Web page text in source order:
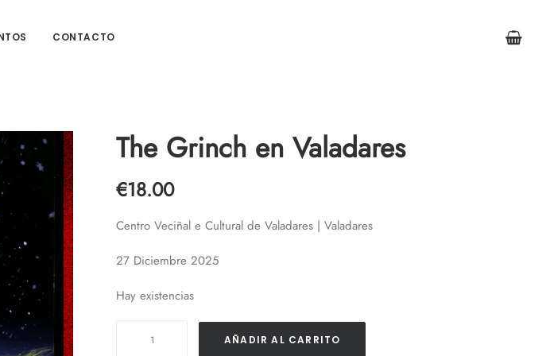
CONTACTO
The Grinch en Valadares
€18.00
Centro Veciñal e Cultural de Valadares | Valadares
27 Diciembre 2025
Hay existencias
AÑADIR AL CARRITO